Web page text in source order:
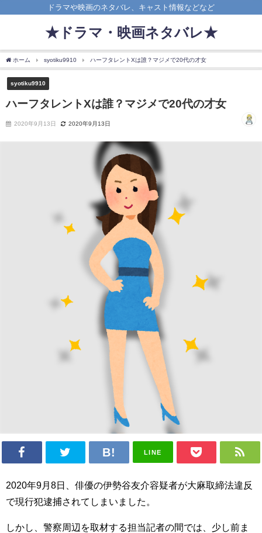
ドラマや映画のネタバレ、キャスト情報などなど
★ドラマ・映画ネタバレ★
ホーム syotiku9910 ハーフタレントXは誰？マジメで20代の才女
syotiku9910
ハーフタレントXは誰？マジメで20代の才女
2020年9月13日 2020年9月13日
LINE
2020年9月8日、俳優の伊勢谷友介容疑者が大麻取締法違反
で現行犯逮捕されてしまいました。
しかし、警察周辺を取材する担当記者の間では、少し前ま